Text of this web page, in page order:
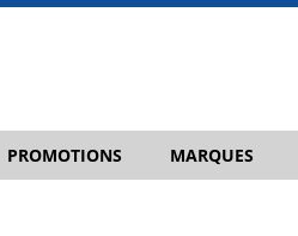
PROMOTIONS MARQUES